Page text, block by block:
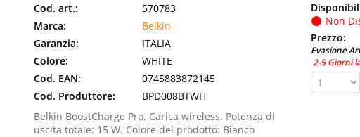
Cod. art.:
570783
Marca:
Belkin
Garanzia:
ITALIA
Colore:
WHITE
Cod. EAN:
0745883872145
Cod. Produttore:
BPD008BTWH
Belkin BoostCharge Pro. Carica wireless. Potenza di
uscita totale: 15 W. Colore del prodotto: Bianco
Non
Prezzo:
Evasione
2-5 Giorni